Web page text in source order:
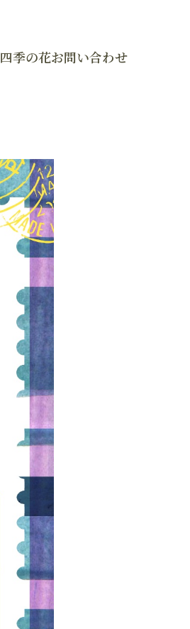
四季の花お問い合わせ